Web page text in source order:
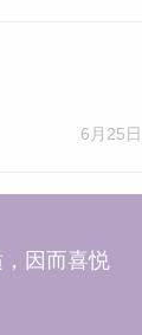
6月25日
因而喜悦